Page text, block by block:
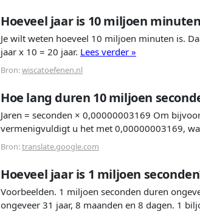
Hoeveel jaar is 10 miljoen
Je wilt weten hoeveel 10 miljoen minuten is.
jaar x 10 = 20 jaar. Lees verder »
Bron:wiscatoefenen.nl
Hoe lang duren 10 miljoen
Jaren = seconden × 0,00000003169 Om
vermenigvuldigt u het met 0,00000003169,
Bron:translate.google.com
Hoeveel jaar is 1 miljoen
Voorbeelden. 1 miljoen seconden duren
ongeveer 31 jaar, 8 maanden en 8 dagen. 1